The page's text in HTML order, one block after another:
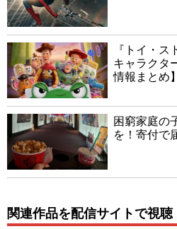
『トイ・ス
キャラクタ
情報まとめ】
困窮家庭の
を！寄付で
関連作品を配信サイトで視聴